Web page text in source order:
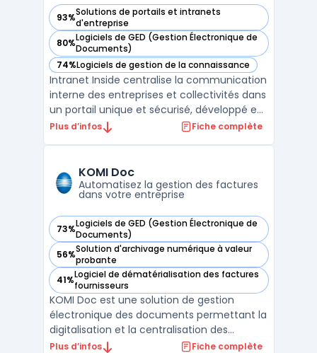
93%Solutions de portails et intranets
d'entreprise
— voir Intranet Inside dans cette catégorie
80%Logiciels de GED (Gestion Électronique de
Documents)
— voir Intranet Inside dans cette catégorie
74%Logiciels de gestion de la connaissance
— voir Intranet Inside dans cette catégorie
Intranet Inside centralise la communication
interne des entreprises et collectivités dans
un portail unique et sécurisé, développé en
France. Adapté aux exigences des
confidentialité des données, il s’adresse aux
stru ...
Plus d’infos Fiche complète
KOMI Doc
Automatisez la gestion des factures
dans votre entreprise
73%Logiciels de GED (Gestion Électronique de
Documents)
— voir KOMI Doc dans cette catégorie
56%Solution d'archivage numérique à valeur
probante
— voir KOMI Doc dans cette catégorie
41%Logiciel de dématérialisation des factures
fournisseurs
— voir KOMI Doc dans cette catégorie
KOMI Doc est une solution de gestion
électronique des documents permettant la
digitalisation et la centralisation des
factures, des documents RH et des flux
Plus d’infos Fiche complète